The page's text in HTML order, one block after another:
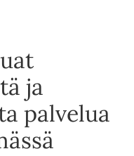
ja
palvelua